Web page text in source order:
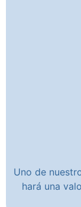
Uno de
hará una